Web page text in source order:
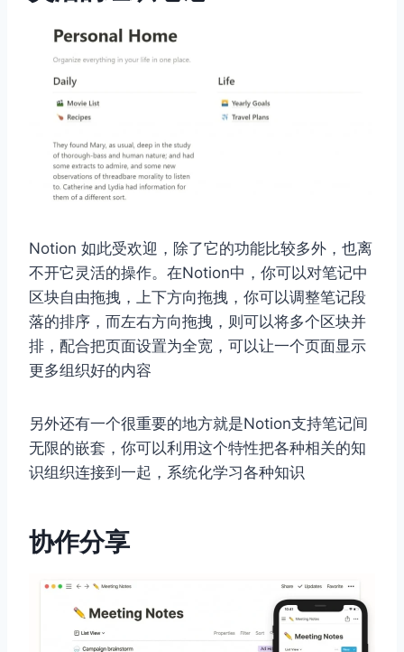
Notion 如此受欢迎，除了它的功能比较多外，也离
不开它灵活的操作。在Notion中，你可以对笔记中
区块自由拖拽，上下方向拖拽，你可以调整笔记段
落的排序，而左右方向拖拽，则可以将多个区块并
排，配合把页面设置为全宽，可以让一个页面显示
更多组织好的内容
另外还有一个很重要的地方就是Notion支持笔记间
无限的嵌套，你可以利用这个特性把各种相关的知
识组织连接到一起，系统化学习各种知识
协作分享